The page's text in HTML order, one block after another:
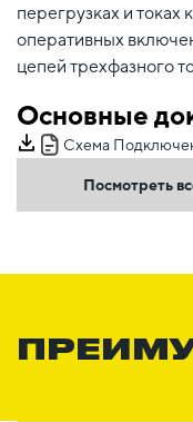
перегрузках и токах
оперативных
цепей трехфазного
Основные
Схема
Посмотреть